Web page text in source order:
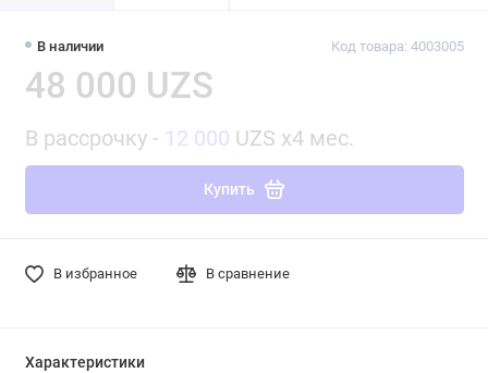
В наличии Код товара: 4003005
48 000 UZS
В рассрочку - 12 000 UZS x4 мес.
Купить
В избранное В сравнение
Характеристики